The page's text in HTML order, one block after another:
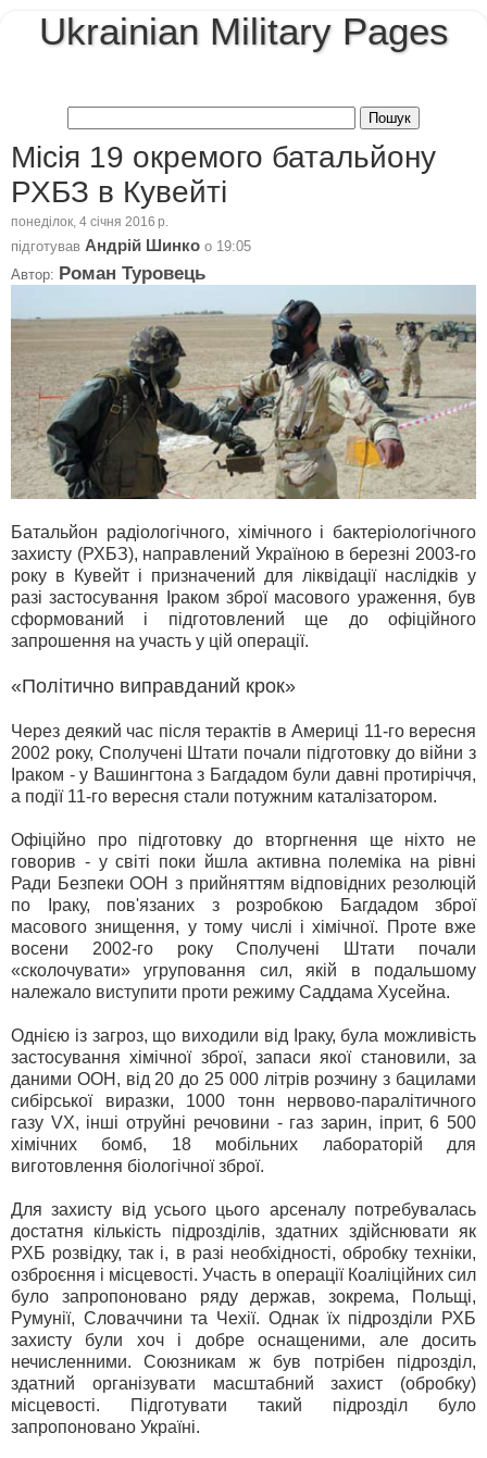
Ukrainian Military Pages
Місія 19 окремого батальйону
РХБЗ в Кувейті
понеділок, 4 січня 2016 р.
підготував Андрій Шинко о 19:05
Автор: Роман Туровець
Батальйон радіологічного, хімічного і бактеріологічного
захисту (РХБЗ), направлений Україною в березні 2003-го
року в Кувейт і призначений для ліквідації наслідків у
разі застосування Іраком зброї масового ураження, був
сформований і підготовлений ще до офіційного
запрошення на участь у цій операції.
«Політично виправданий крок»
Через деякий час після терактів в Америці 11-го вересня
2002 року, Сполучені Штати почали підготовку до війни з
Іраком - у Вашингтона з Багдадом були давні протиріччя,
а події 11-го вересня стали потужним каталізатором.
Офіційно про підготовку до вторгнення ще ніхто не
говорив - у світі поки йшла активна полеміка на рівні
Ради Безпеки ООН з прийняттям відповідних резолюцій
по Іраку, пов'язаних з розробкою Багдадом зброї
масового знищення, у тому числі і хімічної. Проте вже
восени 2002-го року Сполучені Штати почали
«сколочувати» угруповання сил, якій в подальшому
належало виступити проти режиму Саддама Хусейна.
Однією із загроз, що виходили від Іраку, була можливість
застосування хімічної зброї, запаси якої становили, за
даними ООН, від 20 до 25 000 літрів розчину з бацилами
сибірської виразки, 1000 тонн нервово-паралітичного
газу VX, інші отруйні речовини - газ зарин, іприт, 6 500
хімічних бомб, 18 мобільних лабораторій для
виготовлення біологічної зброї.
Для захисту від усього цього арсеналу потребувалась
достатня кількість підрозділів, здатних здійснювати як
РХБ розвідку, так і, в разі необхідності, обробку техніки,
озброєння і місцевості. Участь в операції Коаліційних сил
було запропоновано ряду держав, зокрема, Польщі,
Румунії, Словаччини та Чехії. Однак їх підрозділи РХБ
захисту були хоч і добре оснащеними, але досить
нечисленними. Союзникам ж був потрібен підрозділ,
здатний організувати масштабний захист (обробку)
місцевості. Підготувати такий підрозділ було
запропоновано Україні.